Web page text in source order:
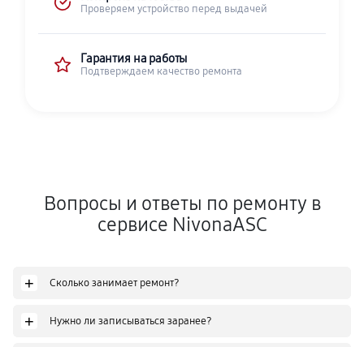
Проверяем устройство перед выдачей
Гарантия на работы
Подтверждаем качество ремонта
Вопросы и ответы по ремонту в
сервисе NivonaASC
+ Сколько занимает ремонт?
+ Нужно ли записываться заранее?